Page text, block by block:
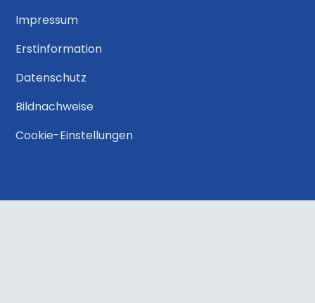
Impressum
Erstinformation
Datenschutz
Bildnachweise
Cookie-Einstellungen